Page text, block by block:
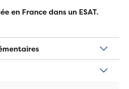
en France dans un ESAT.